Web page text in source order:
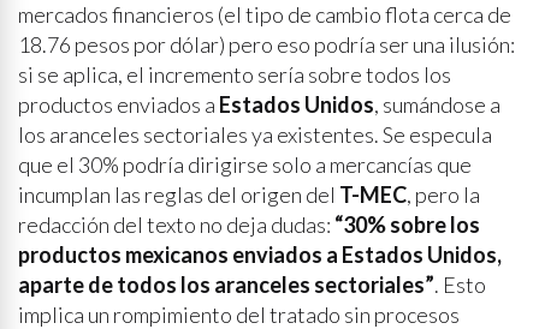
mercados financieros (el tipo de cambio flota cerca de
18.76 pesos por dólar) pero eso podría ser una ilusión:
si se aplica, el incremento sería sobre todos los
productos enviados a Estados Unidos, sumándose a
los aranceles sectoriales ya existentes. Se especula
que el 30% podría dirigirse solo a mercancías que
incumplan las reglas del origen del T-MEC, pero la
redacción del texto no deja dudas: “30% sobre los
productos mexicanos enviados a Estados Unidos,
aparte de todos los aranceles sectoriales”. Esto
implica un rompimiento del tratado sin procesos